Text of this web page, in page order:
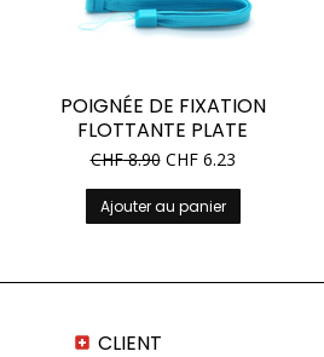
POIGNÉE DE FIXATION
FLOTTANTE PLATE
CHF8.90 CHF6.23
Ajouter au panier
CLIENT